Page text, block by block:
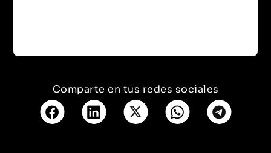
Comparte en tus redes sociales